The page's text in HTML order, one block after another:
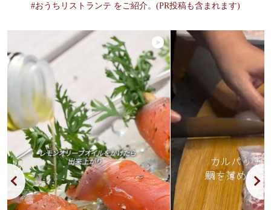
#おうちリストランテ をご紹介。(PR投稿も含まれます)